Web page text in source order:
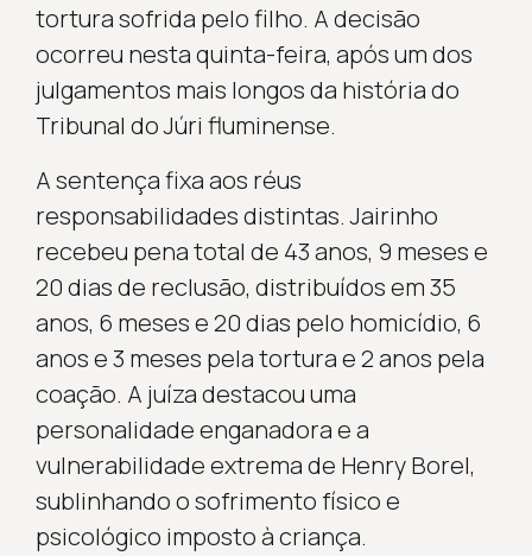
tortura sofrida pelo filho. A decisão
ocorreu nesta quinta-feira, após um dos
julgamentos mais longos da história do
Tribunal do Júri fluminense.
A sentença fixa aos réus
responsabilidades distintas. Jairinho
recebeu pena total de 43 anos, 9 meses e
20 dias de reclusão, distribuídos em 35
anos, 6 meses e 20 dias pelo homicídio, 6
anos e 3 meses pela tortura e 2 anos pela
coação. A juíza destacou uma
personalidade enganadora e a
vulnerabilidade extrema de Henry Borel,
sublinhando o sofrimento físico e
psicológico imposto à criança.